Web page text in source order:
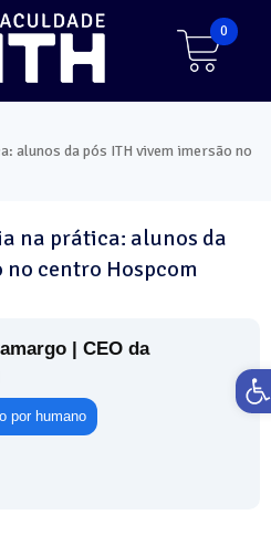
0
alunos da pós ITH vivem imersão no
na prática: alunos da
no centro Hospcom
| CEO da
por humano